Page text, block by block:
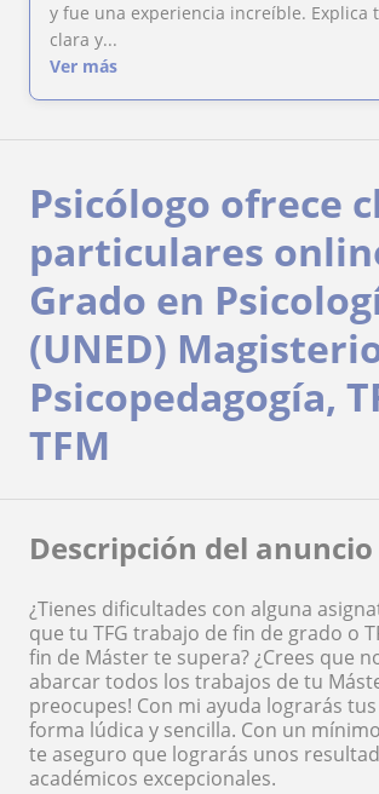
y fue una experiencia increíble. Explica
clara y...
Ver más
Psicólogo ofrece
particulares
Grado en
(UNED)
Psicopedagogía,
TFM
Descripción del anuncio
¿Tienes dificultades con alguna
que tu TFG trabajo de fin de grado o
fin de Máster te supera? ¿Crees que
abarcar todos los trabajos de tu
preocupes! Con mi ayuda lograrás
forma lúdica y sencilla. Con un
te aseguro que lograrás unos
académicos excepcionales.